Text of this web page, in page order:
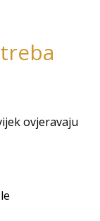
ovjeravaju